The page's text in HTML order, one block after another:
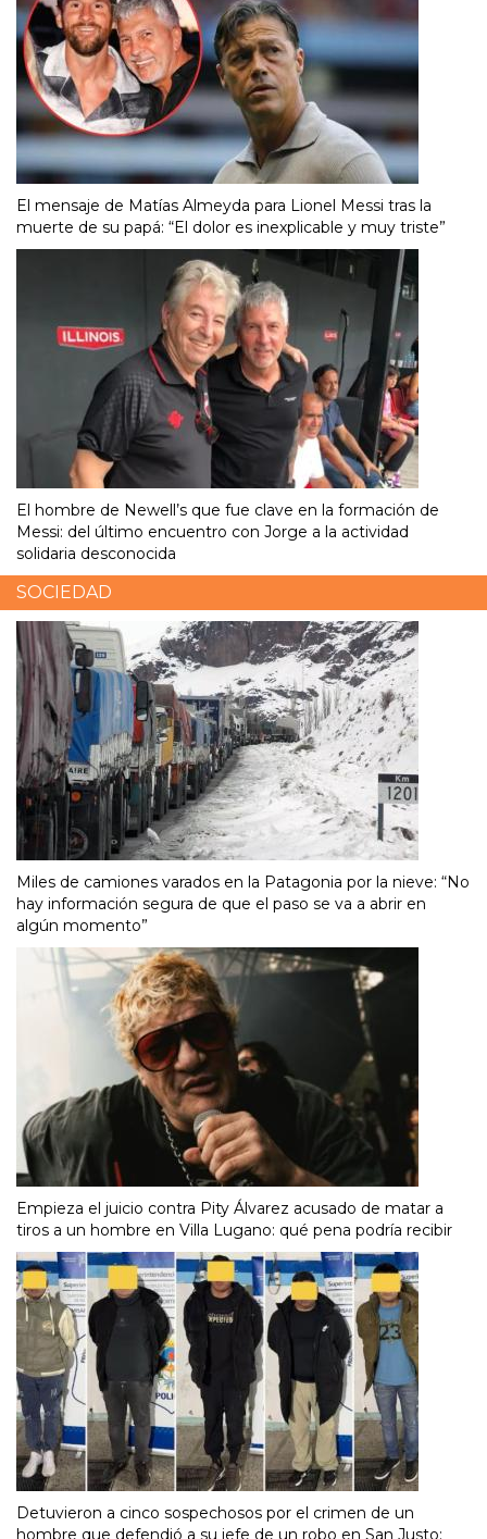
El mensaje de Matías Almeyda para Lionel Messi tras la
muerte de su papá: “El dolor es inexplicable y muy triste”
El hombre de Newell’s que fue clave en la formación de
Messi: del último encuentro con Jorge a la actividad
solidaria desconocida
SOCIEDAD
Miles de camiones varados en la Patagonia por la nieve: “No
hay información segura de que el paso se va a abrir en
algún momento”
Empieza el juicio contra Pity Álvarez acusado de matar a
tiros a un hombre en Villa Lugano: qué pena podría recibir
Detuvieron a cinco sospechosos por el crimen de un
hombre que defendió a su jefe de un robo en San Justo: